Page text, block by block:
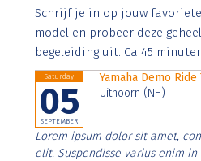
Aenean faucibus nibh et justo
imperdiet. Nunc ut sem vitae
Schrijf je in op jouw favoriete
model en probeer deze
begeleiding uit. Ca 45
Saturday
05
SEPTEMBER
Yamaha Demo Ride
Uithoorn (NH)
Lorem ipsum dolor sit amet,
elit. Suspendisse varius enim